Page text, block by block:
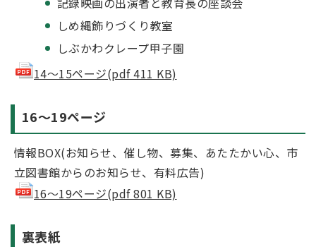
しめ縄飾りづくり教室
しぶかわクレープ甲子園
14～15ページ(pdf 411 KB)
16～19ページ
情報BOX(お知らせ、催し物、募集、あたたかい心、市
立図書館からのお知らせ、有料広告)
16～19ページ(pdf 801 KB)
裏表紙